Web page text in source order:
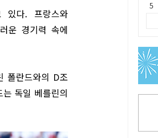
있다. 프랑스와
운 경기력 속에
폴란드와의 D조
독일 베를린의